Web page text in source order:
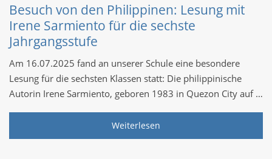
Besuch von den Philippinen: Lesung mit
Irene Sarmiento für die sechste
Jahrgangsstufe
Am 16.07.2025 fand an unserer Schule eine besondere
Lesung für die sechsten Klassen statt: Die philippinische
Autorin Irene Sarmiento, geboren 1983 in Quezon City auf …
Weiterlesen